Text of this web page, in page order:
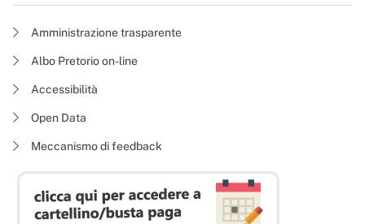
Amministrazione trasparente
Albo Pretorio on-line
Accessibilità
Open Data
Meccanismo di feedback